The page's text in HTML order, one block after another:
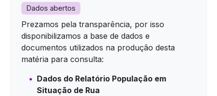
Dados abertos
Prezamos pela transparência, por isso
disponibilizamos a base de dados e
documentos utilizados na produção desta
matéria para consulta:
Dados do Relatório População em
Situação de Rua